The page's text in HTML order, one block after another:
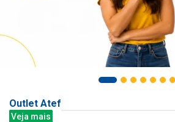
Outlet Atef
Veja mais